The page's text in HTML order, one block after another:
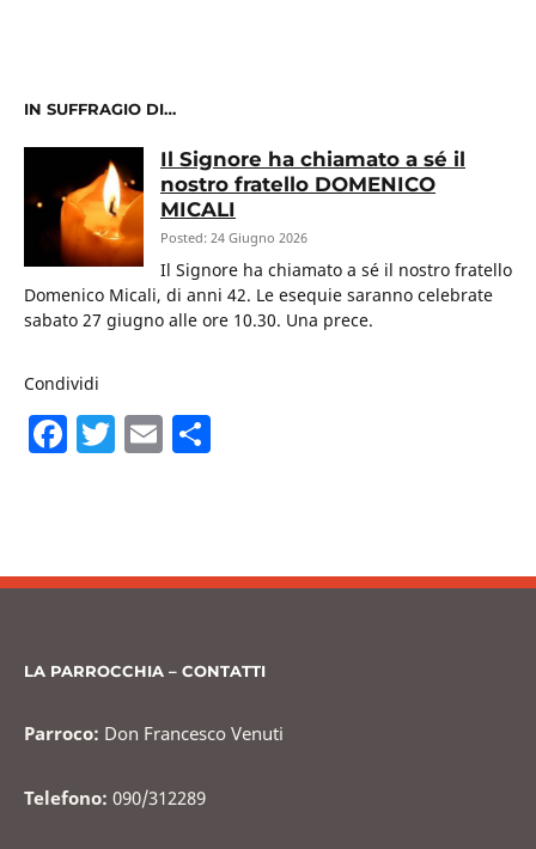
IN SUFFRAGIO DI…
Il Signore ha chiamato a sé il
nostro fratello DOMENICO
MICALI
Posted: 24 Giugno 2026
Il Signore ha chiamato a sé il nostro fratello
Domenico Micali, di anni 42. Le esequie saranno celebrate
sabato 27 giugno alle ore 10.30. Una prece.
Condividi
F
b
o
T E
vi
LA PARROCCHIA – CONTATTI
Parroco: Don Francesco Venuti
Telefono: 090/312289